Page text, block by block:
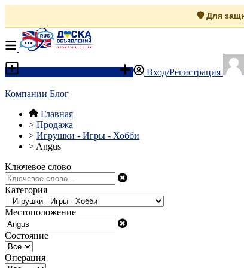
🛡️ Для
Вход/Регистрация
Компании Блог
Главная
> Продажа
> Игрушки - Игры - Хобби
> Angus
Ключевое слово
Категория
Местоположение
Состояние
Операция